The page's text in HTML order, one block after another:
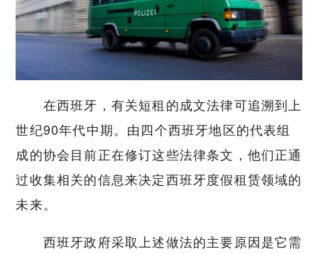
在西班牙，有关短租的成文法律可追溯到上
世纪90年代中期。由四个西班牙地区的代表组
成的协会目前正在修订这些法律条文，他们正通
过收集相关的信息来决定西班牙度假租赁领域的
未来。
西班牙政府采取上述做法的主要原因是它需